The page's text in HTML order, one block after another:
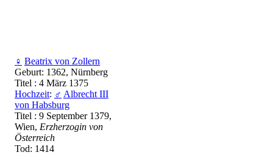
♀ Beatrix von Zollern
Geburt: 1362, Nürnberg
Titel : 4 März 1375
Hochzeit: ♂ Albrecht III
von Habsburg
Titel : 9 September 1379,
Wien, Erzherzogin von
Österreich
Tod: 1414